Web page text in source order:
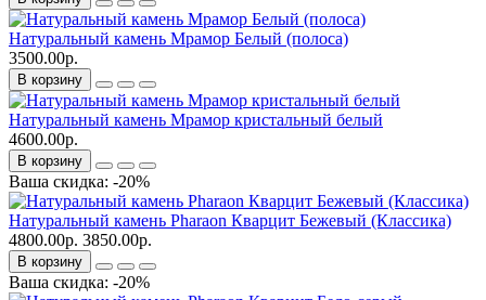
Натуральный камень Мрамор Белый (полоса)
3500.00р.
В корзину
Натуральный камень Мрамор кристальный белый
4600.00р.
В корзину
Ваша скидка: -20%
Натуральный камень Pharaon Кварцит Бежевый (Классика)
4800.00р. 3850.00р.
В корзину
Ваша скидка: -20%